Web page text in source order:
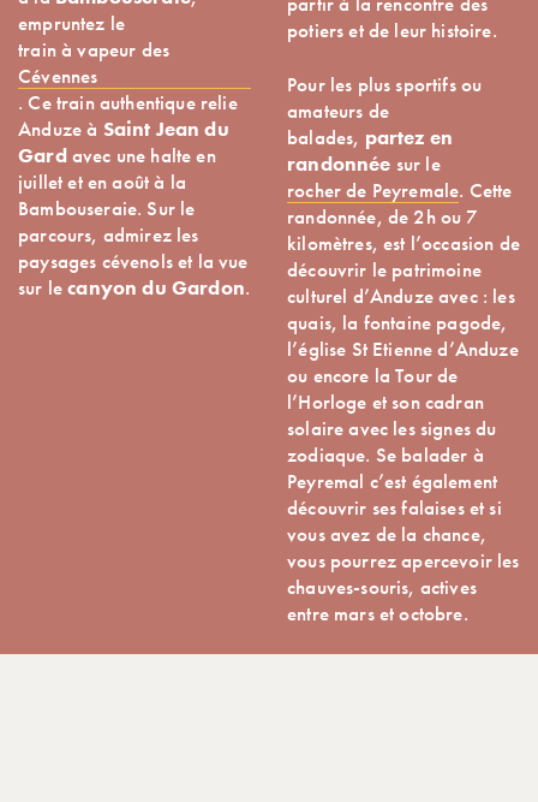
empruntez le
train à vapeur des
Cévennes
. Ce train authentique relie
Anduze à Saint Jean du
Gardavec une halte en
juillet et en août à la
Bambouseraie. Sur le
parcours, admirez les
paysages cévenols et la vue
sur lecanyon du Gardon.
potiers et de leur histoire.
Pour les plus sportifs ou
amateurs de
balades, partez en
randonnée sur le
rocher de Peyremale. Cette
randonnée, de 2h ou 7
kilomètres, est l’occasion de
découvrir le patrimoine
culturel d’Anduze avec : les
quais, la fontaine pagode,
l’église St Etienne d’Anduze
ou encore la Tour de
l’Horloge et son cadran
solaire avec les signes du
zodiaque. Se balader à
Peyremal c’est également
découvrir ses falaises et si
vous avez de la chance,
vous pourrez apercevoir les
chauves-souris, actives
entre mars et octobre.